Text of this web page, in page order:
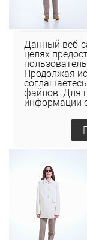
Данный веб-
целях
Продолжая
файлов. Для
информации